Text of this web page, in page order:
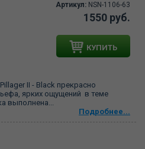
Артикул: NSN-1106-63
1550 руб.
КУПИТЬ
II - Black прекрасно
ярких ощущений в теме
выполнена...
Подробнее...